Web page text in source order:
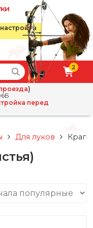
2
)
перед
✕
Для луков Краги